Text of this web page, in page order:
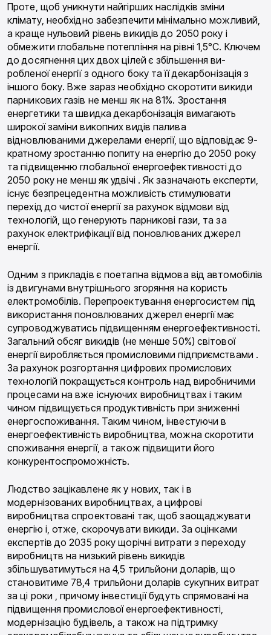
Проте, щоб уникнути найгірших наслідків зміни
клімату, необхідно забезпечити мінімально можливий,
а краще нульовий рівень викидів до 2050 року і
обмежити глобальне потепління на рівні 1,5°C. Ключем
до досягнення цих двох цілей є збільшення ви-
робленої енергії з одного боку та її декарбонізація з
іншого боку. Вже зараз необхідно скоротити викиди
парникових газів не менш як на 81%. Зростання
енергетики та швидка декарбонізація вимагають
широкої заміни викопних видів палива
відновлюваними джерелами енергії, що відповідає 9-
кратному зростанню попиту на енергію до 2050 року
та підвищенню глобальної енергоефективності до
2050 року не менш як удвічі . Як зазначають експерти,
існує безпрецедентна можливість стимулювати
перехід до чистої енергії за рахунок відмови від
технологій, що генерують парникові гази, та за
рахунок електрифікації від поновлюваних джерел
енергії.
Одним з прикладів є поетапна відмова від автомобілів
із двигунами внутрішнього згоряння на користь
електромобілів. Перепроектування енергосистем під
використання поновлюваних джерел енергії має
супроводжуватись підвищенням енергоефективності.
Загальний обсяг викидів (не менше 50%) світової
енергії виробляється промисловими підприємствами .
За рахунок розгортання цифрових промислових
технологій покращується контроль над виробничими
процесами на вже існуючих виробництвах і таким
чином підвищується продуктивність при зниженні
енергоспоживання. Таким чином, інвестуючи в
енергоефективність виробництва, можна скоротити
споживання енергії, а також підвищити його
конкурентоспроможність.
Людство зацікавлене як у нових, так і в
модернізованих виробництвах, а цифрові
виробництва спроектовані так, щоб заощаджувати
енергію і, отже, скорочувати викиди. За оцінками
експертів до 2035 року щорічні витрати з переходу
виробництв на низький рівень викидів
збільшуватимуться на 4,5 трильйони доларів, що
становитиме 78,4 трильйони доларів сукупних витрат
за ці роки , причому інвестиції будуть спрямовані на
підвищення промислової енергоефективності,
модернізацію будівель, а також на підтримку